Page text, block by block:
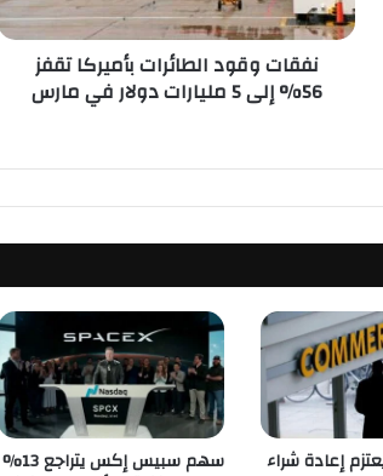
و
د
ئ
ت
أ
م
ي
ر
ك
ا
ت
ق
نفقات وقود الطائرات بأميركا تقفز
56% إلى 5 مليارات دولار في مارس
إعادة شراء سهم سبيس إكس يتراجع 13%